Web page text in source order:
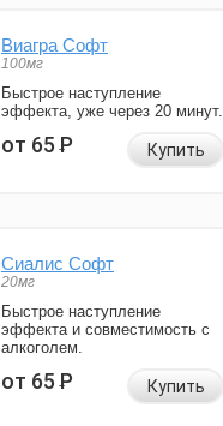
Виагра Софт
100мг
Быстрое наступление
эффекта, уже через 20 минут.
от 65Р Купить
Сиалис Софт
20мг
Быстрое наступление
эффекта и совместимость с
алкоголем.
от 65Р Купить